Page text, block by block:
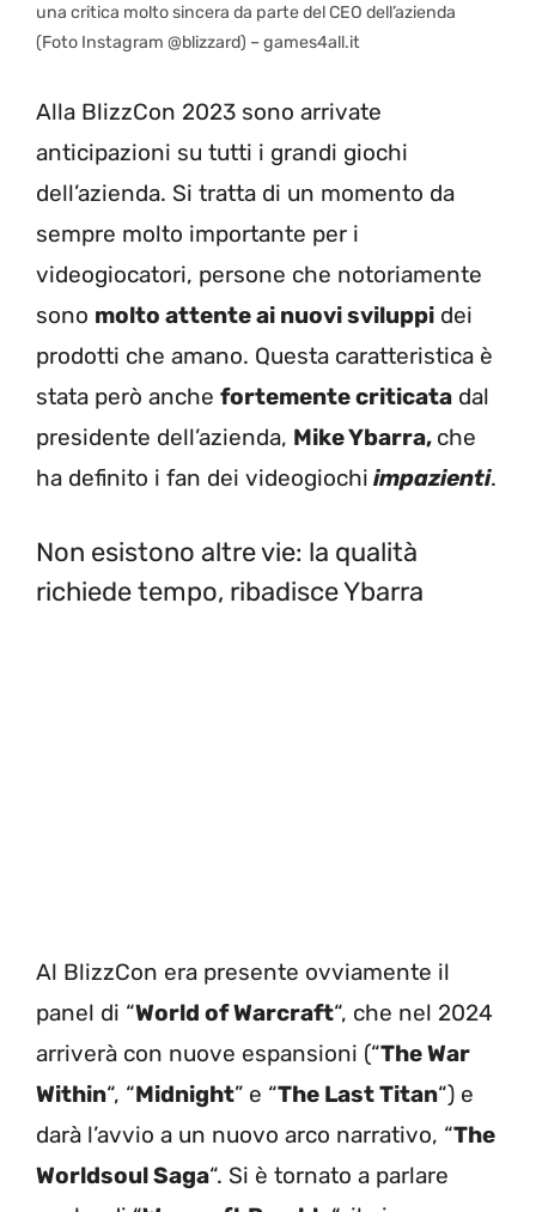
una critica molto sincera da parte del CEO dell’azienda
(Foto Instagram @blizzard) – games4all.it
Alla BlizzCon 2023 sono arrivate
anticipazioni su tutti i grandi giochi
dell’azienda. Si tratta di un momento da
sempre molto importante per i
videogiocatori, persone che notoriamente
sono molto attente ai nuovi sviluppi dei
prodotti che amano. Questa caratteristica è
stata però anche fortemente criticata dal
presidente dell’azienda, Mike Ybarra, che
ha definito i fan dei videogiochi impazienti.
Non esistono altre vie: la qualità
richiede tempo, ribadisce Ybarra
Al BlizzCon era presente ovviamente il
panel di “World of Warcraft“, che nel 2024
arriverà con nuove espansioni (“The War
Within“, “Midnight” e “The Last Titan“) e
darà l’avvio a un nuovo arco narrativo, “The
Worldsoul Saga“. Si è tornato a parlare